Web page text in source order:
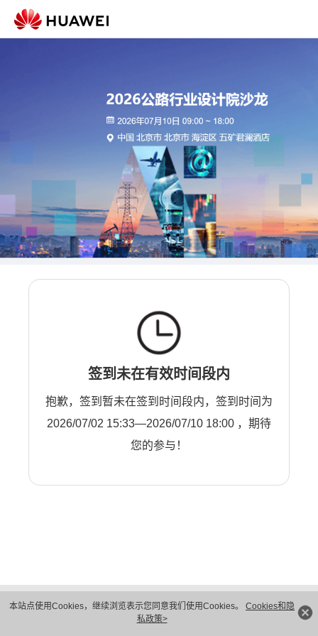
本站点使用Cookies，继续浏览表示您同意我们使用Cookies。 Cookies和隐
私政策>
签到未在有效时间段内
抱歉，签到暂未在签到时间段内，签到时间为
2026/07/02 15:33—2026/07/10 18:00 ，期待
您的参与！
隐私保护
法律声明